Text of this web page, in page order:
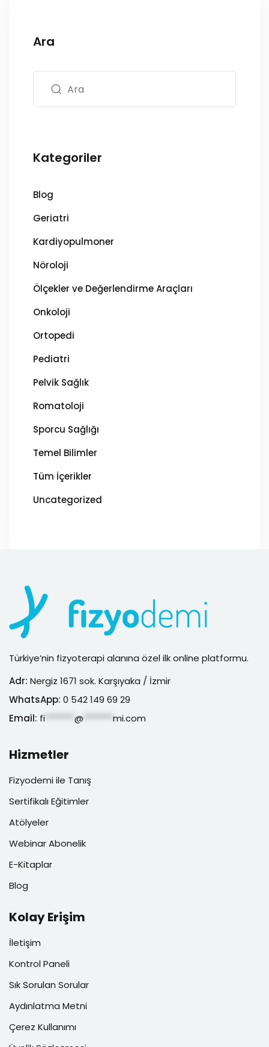
Ara
Kategoriler
Blog
Geriatri
Kardiyopulmoner
Nöroloji
Ölçekler ve Değerlendirme Araçları
Onkoloji
Ortopedi
Pediatri
Pelvik Sağlık
Romatoloji
Sporcu Sağlığı
Temel Bilimler
Tüm İçerikler
Uncategorized
Türkiye’nin fizyoterapi alanına özel ilk online platformu.
Adr: Nergiz 1671 sok. Karşıyaka / İzmir
WhatsApp: 0 542 149 69 29
Email: fi @ mi.com
Hizmetler
Fizyodemi ile Tanış
Sertifikalı Eğitimler
Atölyeler
Webinar Abonelik
E-Kitaplar
Blog
Kolay Erişim
İletişim
Kontrol Paneli
Sık Sorulan Sorular
Aydınlatma Metni
Çerez Kullanımı